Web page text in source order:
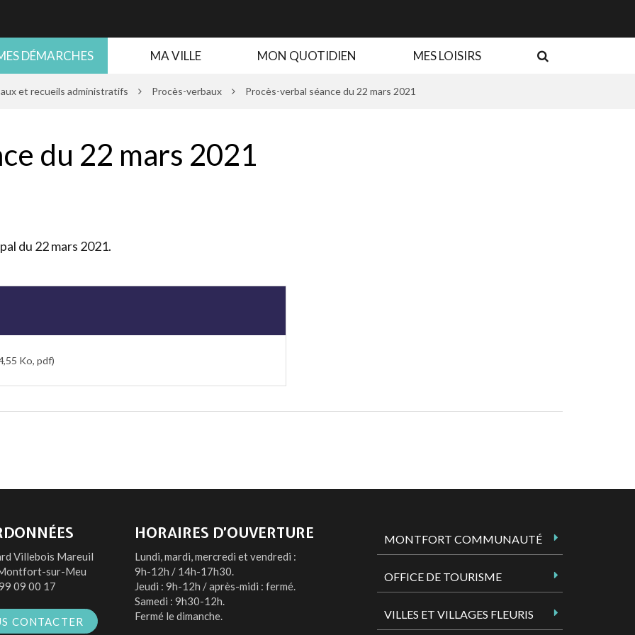
DÉMARCHES MA VILLE MON QUOTIDIEN MES LOISIRS
et recueils administratifs Procès-verbaux Procès-verbal séance du 22 mars 2021
du 22 mars 2021
du 22 mars 2021.
Ko, pdf
Villebois Mareuil
sur-Meu
09 00 17
CONTACTER
HORAIRES D’OUVERTURE
Lundi, mardi, mercredi et vendredi :
9h-12h / 14h-17h30.
Jeudi : 9h-12h / après-midi : fermé.
Samedi : 9h30-12h.
Fermé le dimanche.
MONTFORT COMMUNAUTÉ
OFFICE DE TOURISME
VILLES ET VILLAGES FLEURIS